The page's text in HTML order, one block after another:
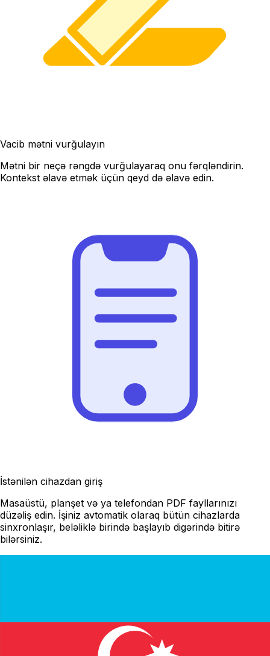
Vacib mətni vurğulayın
Mətni bir neçə rəngdə vurğulayaraq onu fərqləndirin.
Kontekst əlavə etmək üçün qeyd də əlavə edin.
İstənilən cihazdan giriş
Masaüstü, planşet və ya telefondan PDF fayllarınızı
düzəliş edin. İşiniz avtomatik olaraq bütün cihazlarda
sinxronlaşır, beləliklə birində başlayıb digərində bitirə
bilərsiniz.